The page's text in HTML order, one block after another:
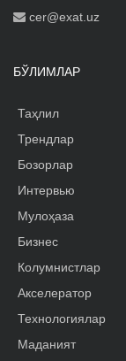
cer@exat.uz
БЎЛИМЛАР
Таҳлил
Трендлар
Бозорлар
Интервью
Мулоҳаза
Бизнес
Колумнистлар
Акселератор
Технологиялар
Маданият